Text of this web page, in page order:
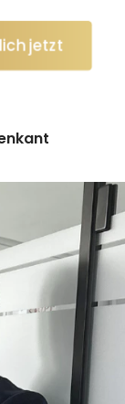
jetzt